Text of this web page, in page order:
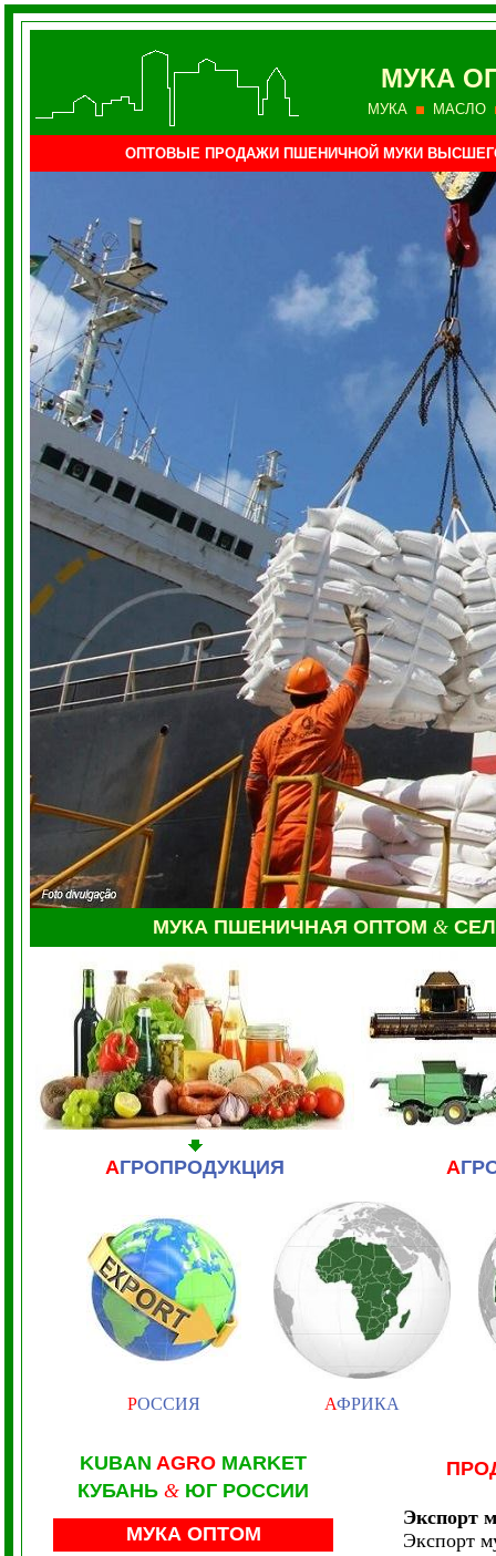
МУКА
МУКА МАСЛО
ОПТОВЫЕ ПРОДАЖИ ПШЕНИЧНОЙ МУКИ
МУКА ПШЕНИЧНАЯ ОПТОМ &
АГРОПРОДУКЦИЯ А
РОССИЯ АФРИКА
KUBAN AGRO MARKET
КУБАНЬ & ЮГ РОССИИ
МУКА ОПТОМ
Экспорт
Экспорт